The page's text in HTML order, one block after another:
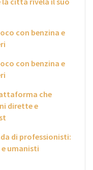
con benzina e
con benzina e
che
dirette e
di professionisti:
e umanisti